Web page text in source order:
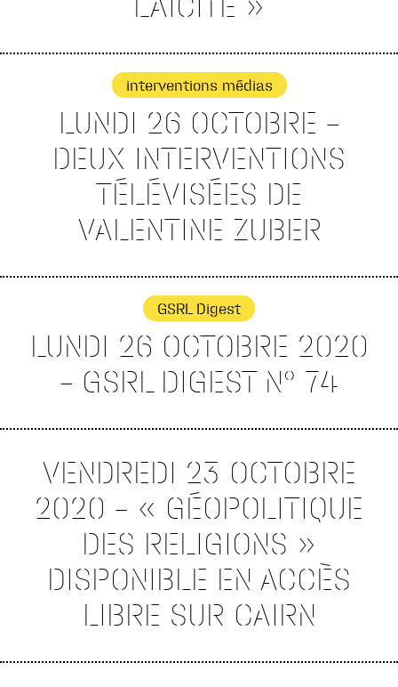
interventions médias
LUNDI 26 OCTOBRE –
DEUX INTERVENTIONS
TÉLÉVISÉES DE
VALENTINE ZUBER
GSRL Digest
LUNDI 26 OCTOBRE 2020
– GSRL DIGEST N° 74
VENDREDI 23 OCTOBRE
2020 – « GÉOPOLITIQUE
DES RELIGIONS »
DISPONIBLE EN ACCÈS
LIBRE SUR CAIRN